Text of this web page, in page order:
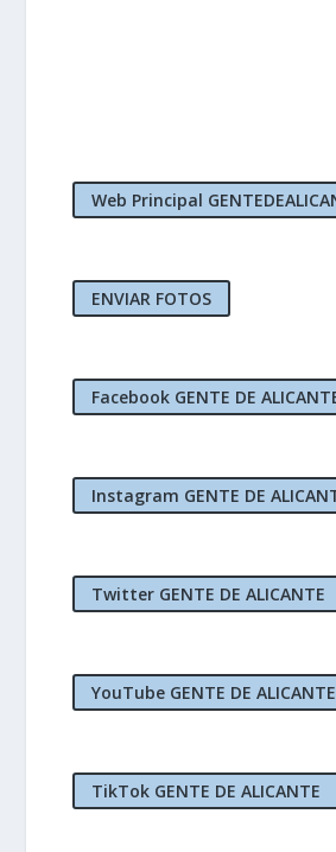
Web Principal
ENVIAR FOTOS
Facebook GENTE DE
Instagram GENTE DE
Twitter GENTE DE ALICANTE
YouTube GENTE DE ALICANTE
TikTok GENTE DE ALICANTE